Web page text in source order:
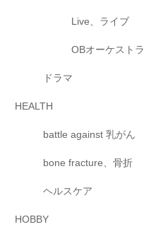
Live、ライブ
OBオーケストラ
ドラマ
HEALTH
battle against 乳がん
bone fracture、骨折
ヘルスケア
HOBBY